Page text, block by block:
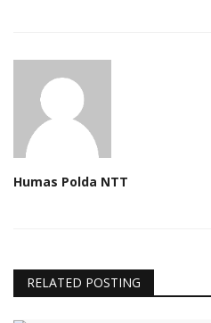
Humas Polda NTT
RELATED POSTING